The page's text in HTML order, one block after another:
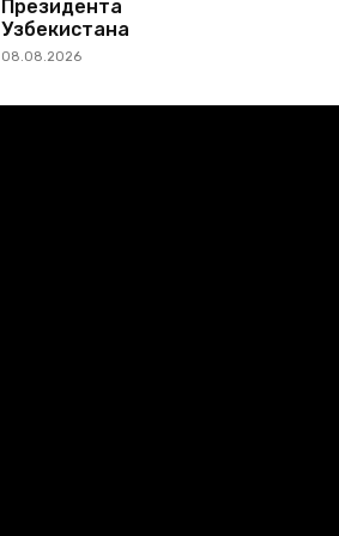
Президента
Узбекистана
08.08.2026